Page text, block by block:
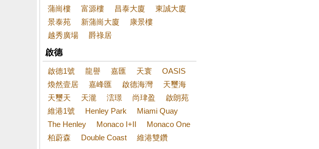
蒲崗樓
富源樓 昌泰大廈
東誠大廈
景泰苑
新蒲崗大廈
康景樓
越秀廣場
爵祿居
啟德
啟德1號 龍譽 嘉匯 天寰
OASIS
煥然壹居
嘉峰匯 啟德海灣
天璽海
天璽天
天瀧 澐璟 尚珒盈
啟朗苑
維港1號
Henley Park
Miami Quay
The Henley
Monaco I+II
Monaco One
柏蔚森
Double Coast 維港雙鑽